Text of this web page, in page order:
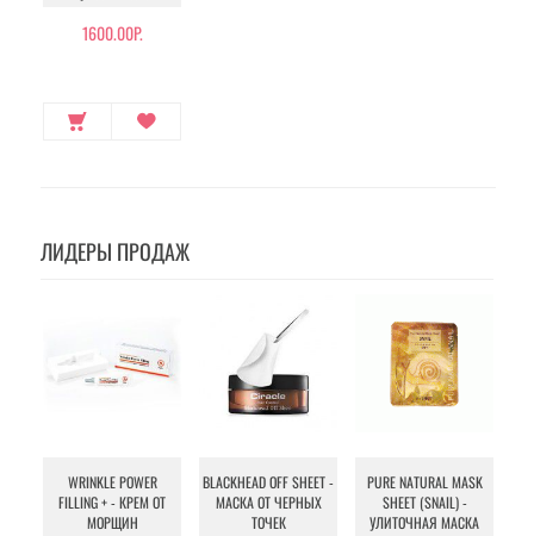
1600.00Р.
ЛИДЕРЫ ПРОДАЖ
WRINKLE POWER
FILLING + - КРЕМ ОТ
МОРЩИН
BLACKHEAD OFF SHEET -
МАСКА ОТ ЧЕРНЫХ
ТОЧЕК
PURE NATURAL MASK
SHEET (SNAIL) -
УЛИТОЧНАЯ МАСКА